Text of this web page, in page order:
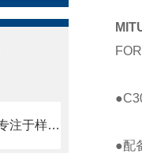
日本SUN-KAGAKU太阳科学专注于样品压缩物理性质测量仪器SD-700II北崎热卖
●配